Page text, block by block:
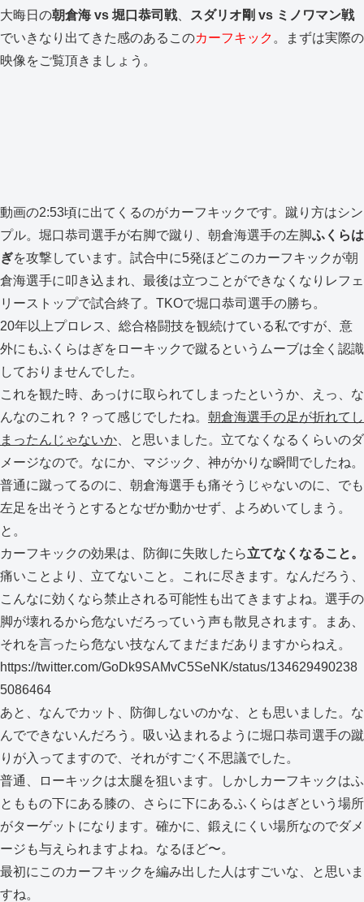
大晦日の朝倉海 vs 堀口恭司戦、
スダリオ剛 vs ミノワマン戦
でいきなり出てきた感のあるこのカーフキック 。まずは実際の
映像をご覧頂きましょう。
動画の2:53頃に出てくるのがカーフキックです。蹴り方はシン
プル。堀口恭司選手が右脚で蹴り、朝倉海選手の左脚ふくらは
ぎを攻撃しています。試合中に5発ほどこのカーフキックが朝
倉海選手に叩き込まれ、最後は立つことができなくなりレフェ
リーストップで試合終了。TKOで堀口恭司選手の勝ち。
20年以上プロレス、総合格闘技を観続けている私ですが、意
外にもふくらはぎをローキックで蹴るというムーブは全く認識
しておりませんでした。
これを観た時、あっけに取られてしまったというか、えっ、な
んなのこれ？？って感じでしたね。 朝倉海選手の足が折れてし
まったんじゃないか 、と思いました。立てなくなるくらいのダ
メージなので。なにか、マジック、神がかりな瞬間でしたね。
普通に蹴ってるのに、朝倉海選手も痛そうじゃないのに、でも
左足を出そうとするとなぜか動かせず、よろめいてしまう。
と。
カーフキックの効果は、防御に失敗したら立てなくなること。
痛いことより、立てないこと。これに尽きます。なんだろう、
こんなに効くなら禁止される可能性も出てきますよね。選手の
脚が壊れるから危ないだろっていう声も散見されます。まあ、
それを言ったら危ない技なんてまだまだありますからねえ。
https://twitter.com/GoDk9SAMvC5SeNK/status/134629490238
5086464
あと、なんでカット、防御しないのかな、とも思いました。な
んでできないんだろう。吸い込まれるように堀口恭司選手の蹴
りが入ってますので、それがすごく不思議でした。
普通、ローキックは太腿を狙います。しかしカーフキックはふ
とももの下にある膝の、さらに下にあるふくらはぎという場所
がターゲットになります。確かに、鍛えにくい場所なのでダメ
ージも与えられますよね。なるほど〜。
最初にこのカーフキックを編み出した人はすごいな、と思いま
すね。